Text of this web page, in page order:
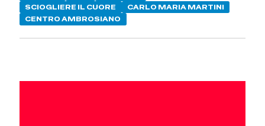
SCIOGLIERE IL CUORE
CARLO MARIA MARTINI
CENTRO AMBROSIANO